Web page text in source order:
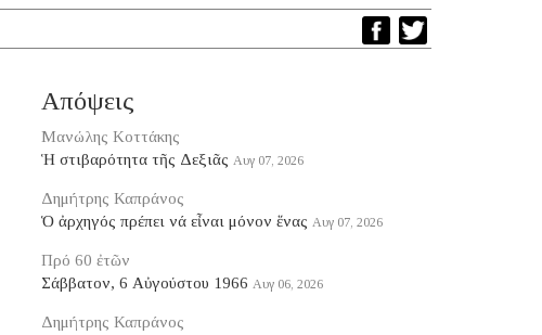
Απόψεις
Μανώλης Κοττάκης
Ἡ στιβαρότητα τῆς Δεξιᾶς Αυγ 07, 2026
Δημήτρης Καπράνος
Ὁ ἀρχηγός πρέπει νά εἶναι μόνον ἕνας Αυγ 07, 2026
Πρό 60 ἐτῶν
Σάββατον, 6 Αὐγούστου 1966 Αυγ 06, 2026
Δημήτρης Καπράνος